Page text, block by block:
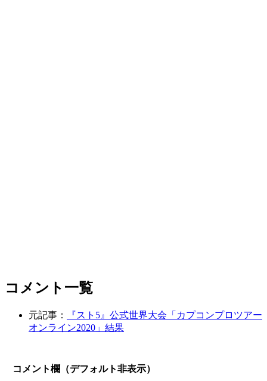
コメント一覧
元記事：
『スト5』公式世界大会「カプコンプロツアー
オンライン2020」結果
コメント欄（デフォルト非表示）